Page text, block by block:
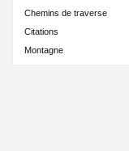
Chemins de traverse
Citations
Montagne